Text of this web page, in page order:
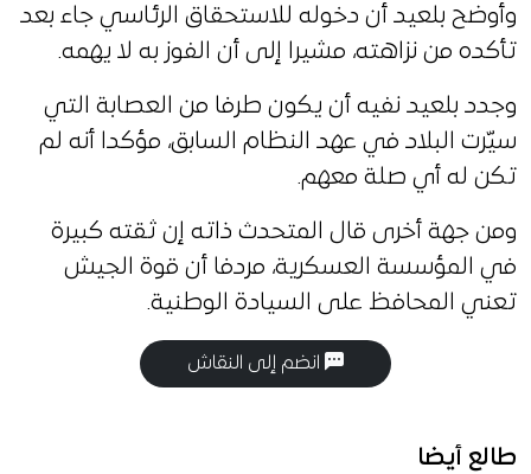
وأوضح بلعيد أن دخوله للاستحقاق الرئاسي جاء بعد
تأكده من نزاهته، مشيرا إلى أن الفوز به لا يهمه.
وجدد بلعيد نفيه أن يكون طرفا من العصابة التي
سيّرت البلاد في عهد النظام السابق، مؤكدا أنه لم
تكن له أي صلة معهم.
ومن جهة أخرى قال المتحدث ذاته إن ثقته كبيرة
في المؤسسة العسكرية، مردفا أن قوة الجيش
تعني المحافظ على السيادة الوطنية.
انضم إلى النقاش
طالع أيضا